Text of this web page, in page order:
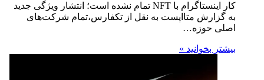
کار اینستاگرام با NFT تمام نشده است؛ انتشار ویژگی جدید
به گزارش متااپست به نقل از تکفارس،تمام شرکت‌های
اصلی حوزه…
بیشتر بخوانید »